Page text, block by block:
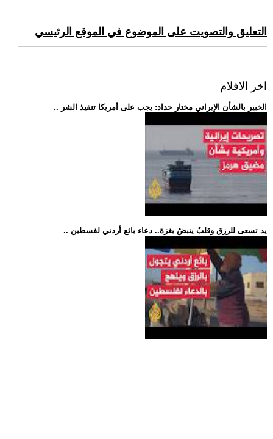
التعليق والتصويت على الموضوع في الموقع الرئيسي
اخر الافلام
.. الخبير بالشأن الإيراني مختار حداد: يجب على أمريكا تنفيذ الشر
.. يد تسعى للرزق وقلبٌ ينبضُ بغزة.. دعاء بائع أردني لفسطين